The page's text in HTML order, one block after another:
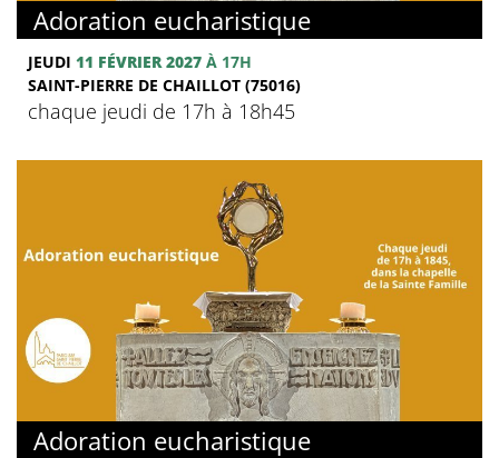
Adoration eucharistique
JEUDI 11 FÉVRIER 2027 À 17H
SAINT-PIERRE DE CHAILLOT (75016)
chaque jeudi de 17h à 18h45
Adoration eucharistique